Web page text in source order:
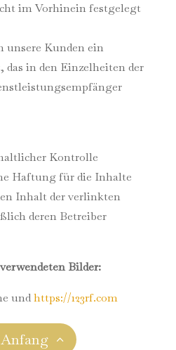
im Vorhinein festgelegt
unsere Kunden ein
in den Einzelheiten der
Kontrolle
Haftung für die Inhalte
Inhalt der verlinkten
deren Betreiber
Bilder:
undhttps://123rf.com